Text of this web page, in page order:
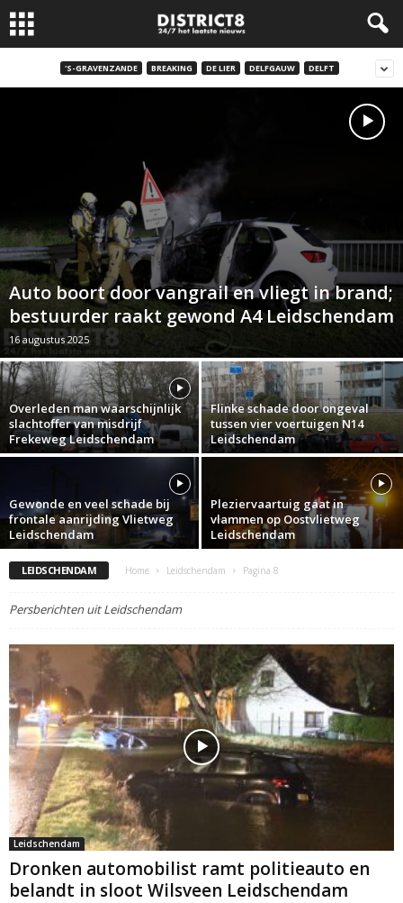
'S-GRAVENZANDE BREAKING DE LIER DELFGAUW DELFT
Auto boort door vangrail en vliegt in brand;
bestuurder raakt gewond A4 Leidschendam
16 augustus 2025
Overleden man waarschijnlijk
slachtoffer van misdrijf
Frekeweg Leidschendam
Flinke schade door ongeval
tussen vier voertuigen N14
Leidschendam
Gewonde en veel schade bij
frontale aanrijding Vlietweg
Leidschendam
Pleziervaartuig gaat in
vlammen op Oostvlietweg
Leidschendam
LEIDSCHENDAM Home Leidschendam Pagina 8
Persberichten uit Leidschendam
Leidschendam
Dronken automobilist ramt politieauto en
belandt in sloot Wilsveen Leidschendam